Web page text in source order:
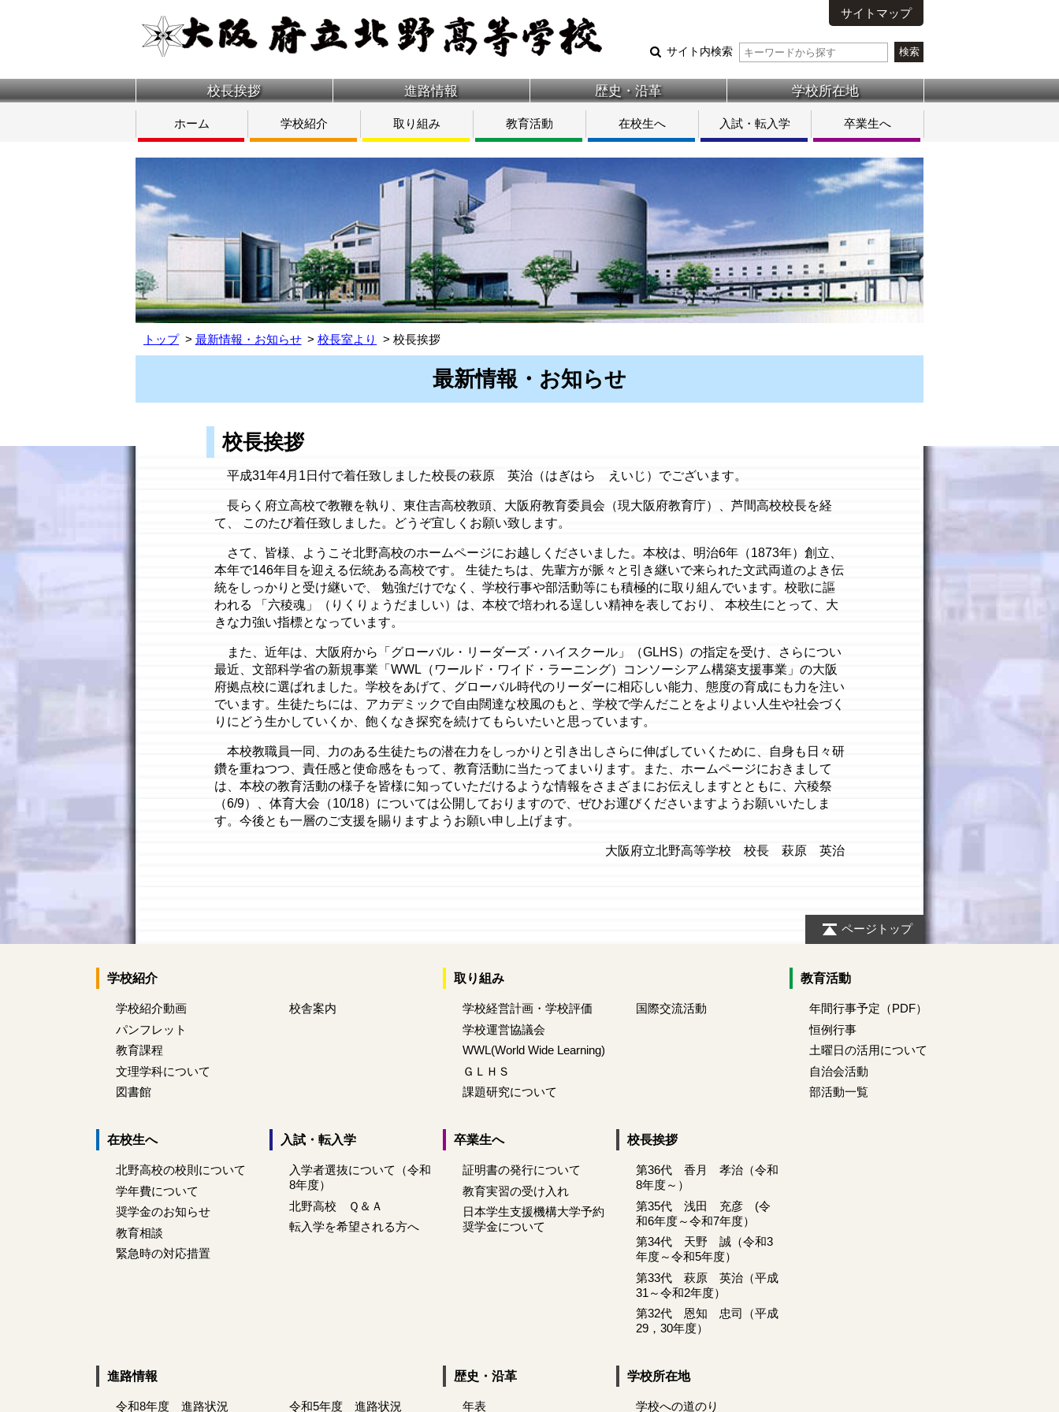
サイトマップ
サイト内検索
校長挨拶 進路情報 歴史・沿革 学校所在地
ホーム 学校紹介 取り組み 教育活動 在校生へ 入試・転入学 卒業生へ
トップ 最新情報・お知らせ 校長室より 校長挨拶
最新情報・お知らせ
校長挨拶
平成31年4月1日付で着任致しました校長の萩原 英治（はぎはら えいじ）でございます。
長らく府立高校で教鞭を執り、東住吉高校教頭、大阪府教育委員会（現大阪府教育庁）、芦間高校校長を経
て、 このたび着任致しました。どうぞ宜しくお願い致します。
さて、皆様、ようこそ北野高校のホームページにお越しくださいました。本校は、明治6年（1873年）創立、
本年で146年目を迎える伝統ある高校です。 生徒たちは、先輩方が脈々と引き継いで来られた文武両道のよき伝
統をしっかりと受け継いで、 勉強だけでなく、学校行事や部活動等にも積極的に取り組んでいます。校歌に謳
われる 「六稜魂」（りくりょうだましい）は、本校で培われる逞しい精神を表しており、 本校生にとって、大
きな力強い指標となっています。
また、近年は、大阪府から「グローバル・リーダーズ・ハイスクール」（GLHS）の指定を受け、さらについ
最近、文部科学省の新規事業「WWL（ワールド・ワイド・ラーニング）コンソーシアム構築支援事業」の大阪
府拠点校に選ばれました。学校をあげて、グローバル時代のリーダーに相応しい能力、態度の育成にも力を注い
でいます。生徒たちには、アカデミックで自由闊達な校風のもと、学校で学んだことをよりよい人生や社会づく
りにどう生かしていくか、飽くなき探究を続けてもらいたいと思っています。
本校教職員一同、力のある生徒たちの潜在力をしっかりと引き出しさらに伸ばしていくために、自身も日々研
鑽を重ねつつ、責任感と使命感をもって、教育活動に当たってまいります。また、ホームページにおきまして
は、本校の教育活動の様子を皆様に知っていただけるような情報をさまざまにお伝えしますとともに、六稜祭
（6/9）、体育大会（10/18）については公開しておりますので、ぜひお運びくださいますようお願いいたしま
す。今後とも一層のご支援を賜りますようお願い申し上げます。
大阪府立北野高等学校 校長 萩原 英治
ページトップ
学校紹介
学校紹介動画
パンフレット
教育課程
文理学科について
図書館
校舎案内
取り組み
学校経営計画・学校評価
学校運営協議会
WWL(World Wide Learning)
ＧＬＨＳ
課題研究について
国際交流活動
教育活動
年間行事予定（PDF）
恒例行事
土曜日の活用について
自治会活動
部活動一覧
在校生へ
北野高校の校則について
学年費について
奨学金のお知らせ
教育相談
緊急時の対応措置
入試・転入学
入学者選抜について（令和
8年度）
北野高校 Ｑ＆Ａ
転入学を希望される方へ
卒業生へ
証明書の発行について
教育実習の受け入れ
日本学生支援機構大学予約
奨学金について
校長挨拶
第36代 香月 孝治（令和
8年度～）
第35代 浅田 充彦 (令
和6年度～令和7年度）
第34代 天野 誠（令和3
年度～令和5年度）
第33代 萩原 英治（平成
31～令和2年度）
第32代 恩知 忠司（平成
29，30年度）
進路情報
令和8年度 進路状況 令和5年度 進路状況
歴史・沿革
年表
学校所在地
学校への道のり